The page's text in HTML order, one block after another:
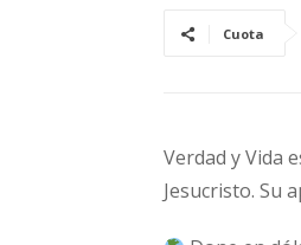
Cuota
Verdad y Vida
Jesucristo. Su